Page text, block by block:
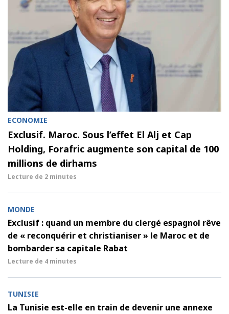
ECONOMIE
Exclusif. Maroc. Sous l’effet El Alj et Cap
Holding, Forafric augmente son capital de 100
millions de dirhams
Lecture de 2 minutes
MONDE
Exclusif : quand un membre du clergé espagnol rêve
de « reconquérir et christianiser » le Maroc et de
bombarder sa capitale Rabat
Lecture de 4 minutes
TUNISIE
La Tunisie est-elle en train de devenir une annexe